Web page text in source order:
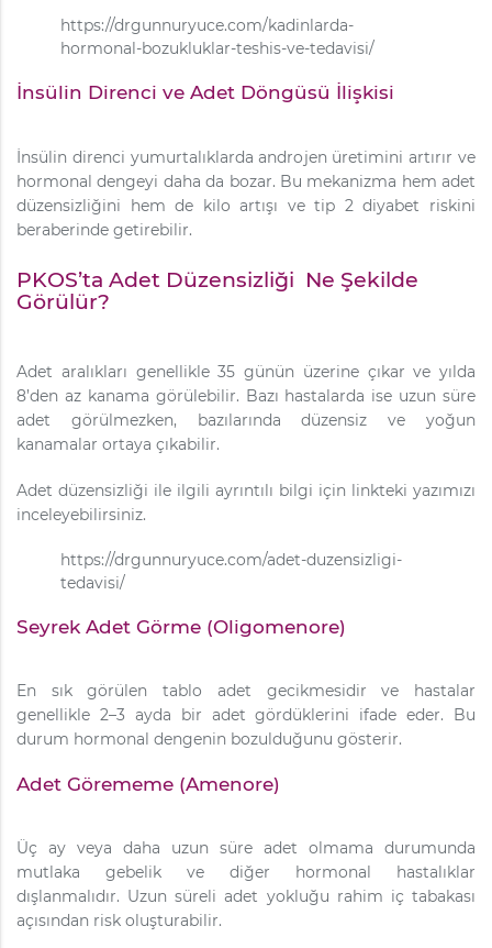
https://drgunnuryuce.com/kadinlarda-
hormonal-bozukluklar-teshis-ve-tedavisi/
İnsülin Direnci ve Adet Döngüsü İlişkisi
İnsülin direnci yumurtalıklarda androjen üretimini artırır ve
hormonal dengeyi daha da bozar. Bu mekanizma hem adet
düzensizliğini hem de kilo artışı ve tip 2 diyabet riskini
beraberinde getirebilir.
PKOS’ta Adet Düzensizliği Ne Şekilde
Görülür?
Adet aralıkları genellikle 35 günün üzerine çıkar ve yılda
8’den az kanama görülebilir. Bazı hastalarda ise uzun süre
adet görülmezken, bazılarında düzensiz ve yoğun
kanamalar ortaya çıkabilir.
Adet düzensizliği ile ilgili ayrıntılı bilgi için linkteki yazımızı
inceleyebilirsiniz.
https://drgunnuryuce.com/adet-duzensizligi-
tedavisi/
Seyrek Adet Görme (Oligomenore)
En sık görülen tablo adet gecikmesidir ve hastalar
genellikle 2–3 ayda bir adet gördüklerini ifade eder. Bu
durum hormonal dengenin bozulduğunu gösterir.
Adet Görememe (Amenore)
Üç ay veya daha uzun süre adet olmama durumunda
mutlaka gebelik ve diğer hormonal hastalıklar
dışlanmalıdır. Uzun süreli adet yokluğu rahim iç tabakası
açısından risk oluşturabilir.